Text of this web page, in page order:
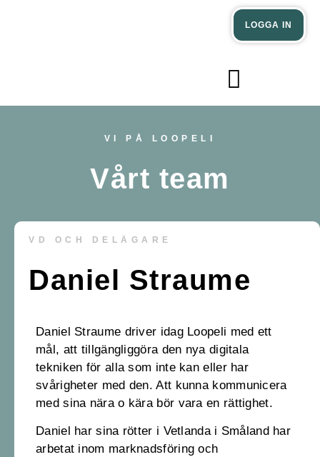
LOGGA IN
VI PÅ LOOPELI
Vårt team
VD OCH DELÄGARE
Daniel Straume
Daniel Straume driver idag Loopeli med ett
mål, att tillgängliggöra den nya digitala
tekniken för alla som inte kan eller har
svårigheter med den. Att kunna kommunicera
med sina nära o kära bör vara en rättighet.
Daniel har sina rötter i Vetlanda i Småland har
arbetat inom marknadsföring och